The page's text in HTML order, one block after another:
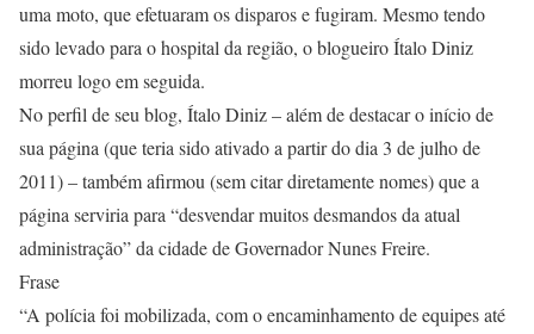
uma moto, que efetuaram os disparos e fugiram. Mesmo tendo
sido levado para o hospital da região, o blogueiro Ítalo Diniz
morreu logo em seguida.
No perfil de seu blog, Ítalo Diniz – além de destacar o início de
sua página (que teria sido ativado a partir do dia 3 de julho de
2011) – também afirmou (sem citar diretamente nomes) que a
página serviria para “desvendar muitos desmandos da atual
administração” da cidade de Governador Nunes Freire.
Frase
“A polícia foi mobilizada, com o encaminhamento de equipes até